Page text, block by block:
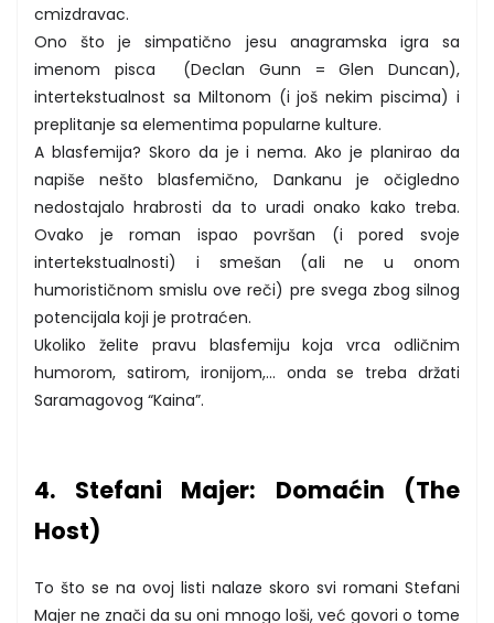
cmizdravac.
Ono što je simpatično jesu anagramska igra sa
imenom pisca (Declan Gunn = Glen Duncan),
intertekstualnost sa Miltonom (i još nekim piscima) i
preplitanje sa elementima popularne kulture.
A blasfemija? Skoro da je i nema. Ako je planirao da
napiše nešto blasfemično, Dankanu je očigledno
nedostajalo hrabrosti da to uradi onako kako treba.
Ovako je roman ispao površan (i pored svoje
intertekstualnosti) i smešan (ali ne u onom
humorističnom smislu ove reči) pre svega zbog silnog
potencijala koji je protraćen.
Ukoliko želite pravu blasfemiju koja vrca odličnim
humorom, satirom, ironijom,... onda se treba držati
Saramagovog “Kaina”.
4. Stefani Majer: Domaćin (The
Host)
To što se na ovoj listi nalaze skoro svi romani Stefani
Majer ne znači da su oni mnogo loši, već govori o tome